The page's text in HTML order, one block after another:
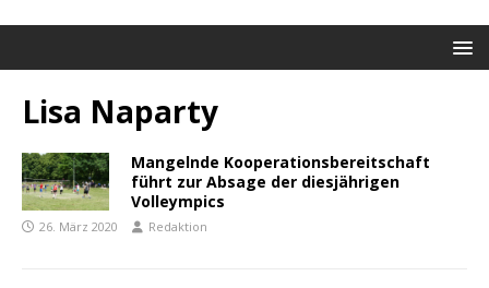
Lisa Naparty
Mangelnde Kooperationsbereitschaft
führt zur Absage der diesjährigen
Volleympics
26. März 2020 Redaktion